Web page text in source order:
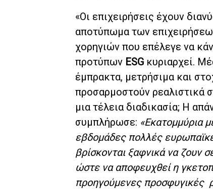
«Οι επιχειρήσεις έχουν
αποτύπωμα των
χορηγιών που επέλεγε να
προτύπων ESG κυριαρχεί.
έμπρακτα, μετρήσιμα και
προσαρμοστούν ρεαλιστικά
μια τέλεια διαδικασία; Η
συμπλήρωσε: «Εκατομμύρια
εβδομάδες πολλές
βρίσκονται ξαφνικά να ζουν
ώστε να αποφευχθεί η
προηγούμενες προσφυγικές